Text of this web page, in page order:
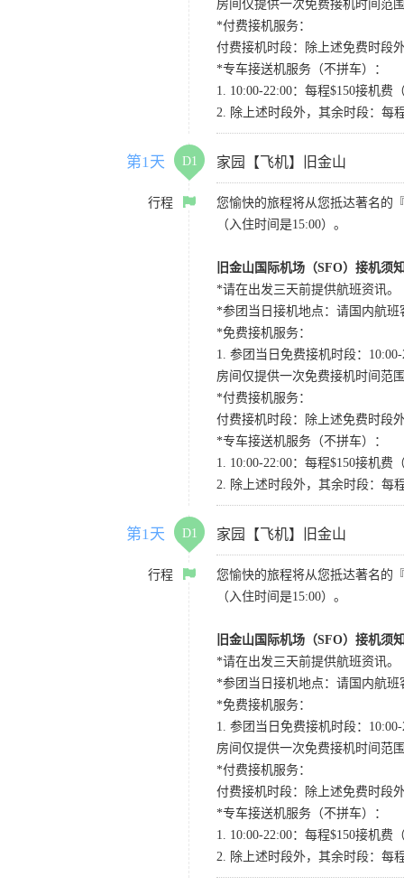
房间仅提供一次免费接机时间范
*付费接机服务：
付费接机时段：除上述免费时段
*专车接送机服务（不拼车）：
1. 10:00-22:00：每程$150接机
2. 除上述时段外，其余时段：每
第1天 D1 家园【飞机】旧金山
行程
您愉快的旅程将从您抵达著名的
（入住时间是15:00）。
旧金山国际机场（SFO）接机须
*请在出发三天前提供航班资讯。
*参团当日接机地点：请国内航班
*免费接机服务：
1. 参团当日免费接机时段：
房间仅提供一次免费接机时间范
*付费接机服务：
付费接机时段：除上述免费时段
*专车接送机服务（不拼车）：
1. 10:00-22:00：每程$150接机
2. 除上述时段外，其余时段：每
第1天 D1 家园【飞机】旧金山
行程
您愉快的旅程将从您抵达著名的
（入住时间是15:00）。
旧金山国际机场（SFO）接机须
*请在出发三天前提供航班资讯。
*参团当日接机地点：请国内航班
*免费接机服务：
1. 参团当日免费接机时段：
房间仅提供一次免费接机时间范
*付费接机服务：
付费接机时段：除上述免费时段
*专车接送机服务（不拼车）：
1. 10:00-22:00：每程$150接机
2. 除上述时段外，其余时段：每